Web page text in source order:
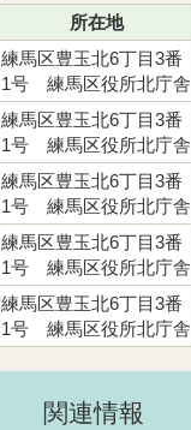
所在地
練馬区豊玉北6丁目3番
1号 練馬区役所北庁舎
練馬区豊玉北6丁目3番
1号 練馬区役所北庁舎
練馬区豊玉北6丁目3番
1号 練馬区役所北庁舎
練馬区豊玉北6丁目3番
1号 練馬区役所北庁舎
練馬区豊玉北6丁目3番
1号 練馬区役所北庁舎
関連情報